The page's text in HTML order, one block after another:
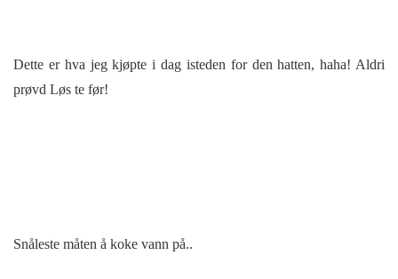
Dette er hva jeg kjøpte i dag isteden for den hatten, haha! Aldri
prøvd Løs te før!
Snåleste måten å koke vann på..